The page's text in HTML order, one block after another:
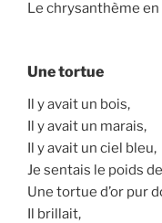
Le chrysanthème
Une tortue
Il y avait un bois,
Il y avait un marais,
Il y avait un ciel bleu,
Je sentais le poids
Une tortue d’or pur
Il brillait,